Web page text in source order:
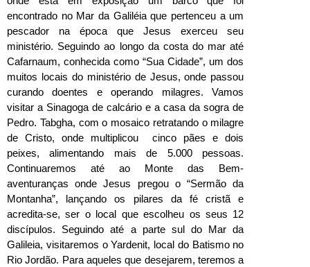
encontrado no Mar da Galiléia que pertenceu a um
pescador na época que Jesus exerceu seu
ministério. Seguindo ao longo da costa do mar até
Cafarnaum, conhecida como “Sua Cidade”, um dos
muitos locais do ministério de Jesus, onde passou
curando doentes e operando milagres. Vamos
visitar a Sinagoga de calcário e a casa da sogra de
Pedro. Tabgha, com o mosaico retratando o milagre
de Cristo, onde multiplicou cinco pães e dois
peixes, alimentando mais de 5.000 pessoas.
Continuaremos até ao Monte das Bem-
aventuranças onde Jesus pregou o “Sermão da
Montanha”, lançando os pilares da fé cristã e
acredita-se, ser o local que escolheu os seus 12
discípulos. Seguindo até a parte sul do Mar da
Galileia, visitaremos o Yardenit, local do Batismo no
Rio Jordão. Para aqueles que desejarem, teremos a